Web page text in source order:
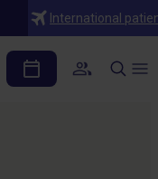
International